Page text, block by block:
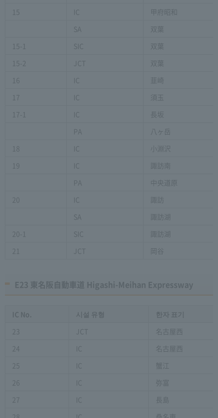
15
IC
甲府昭和
SA
双葉
15-1
SIC
双葉
15-2
JCT
双葉
16
IC
韮崎
17
IC
須玉
17-1
IC
長坂
PA
八ヶ岳
18
IC
小淵沢
19
IC
諏訪南
PA
中央道原
20
IC
諏訪
SA
諏訪湖
20-1
SIC
諏訪湖
21
JCT 岡谷
E23 東名阪自動車道 Higashi-Meihan Expressway
23
JCT
名古屋西
24
IC
名古屋西
25
IC
蟹江
26
IC
弥富
27
IC
長島